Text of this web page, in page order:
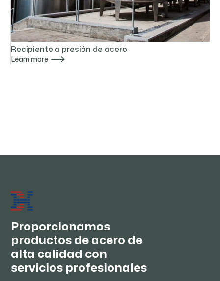
Recipiente a presión de acero
Learn more 
Proporcionamos
productos de acero de
alta calidad con
servicios profesionales